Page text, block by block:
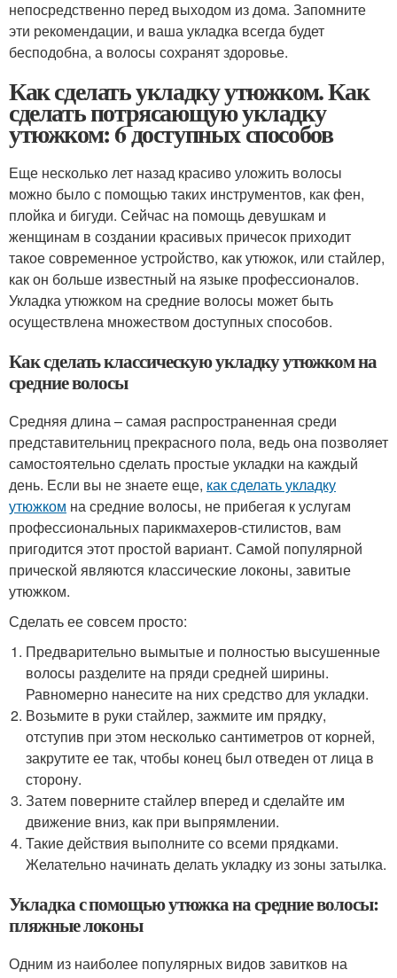
непосредственно перед выходом из дома. Запомните
эти рекомендации, и ваша укладка всегда будет
бесподобна, а волосы сохранят здоровье.
Как сделать укладку утюжком. Как
сделать потрясающую укладку
утюжком: 6 доступных способов
Еще несколько лет назад красиво уложить волосы
можно было с помощью таких инструментов, как фен,
плойка и бигуди. Сейчас на помощь девушкам и
женщинам в создании красивых причесок приходит
такое современное устройство, как утюжок, или стайлер,
как он больше известный на языке профессионалов.
Укладка утюжком на средние волосы может быть
осуществлена множеством доступных способов.
Как сделать классическую укладку утюжком на
средние волосы
Средняя длина – самая распространенная среди
представительниц прекрасного пола, ведь она позволяет
самостоятельно сделать простые укладки на каждый
день. Если вы не знаете еще, как сделать укладку
утюжком на средние волосы, не прибегая к услугам
профессиональных парикмахеров-стилистов, вам
пригодится этот простой вариант. Самой популярной
прической являются классические локоны, завитые
утюжком.
Сделать ее совсем просто:
Предварительно вымытые и полностью высушенные
волосы разделите на пряди средней ширины.
Равномерно нанесите на них средство для укладки.
Возьмите в руки стайлер, зажмите им прядку,
отступив при этом несколько сантиметров от корней,
закрутите ее так, чтобы конец был отведен от лица в
сторону.
Затем поверните стайлер вперед и сделайте им
движение вниз, как при выпрямлении.
Такие действия выполните со всеми прядками.
Желательно начинать делать укладку из зоны затылка.
Укладка с помощью утюжка на средние волосы:
пляжные локоны
Одним из наиболее популярных видов завитков на